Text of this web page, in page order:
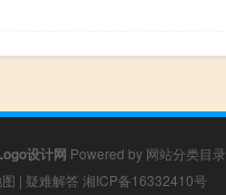
设计网 Powered by 网站分类目录
| 疑难解答 湘ICP备16332410号